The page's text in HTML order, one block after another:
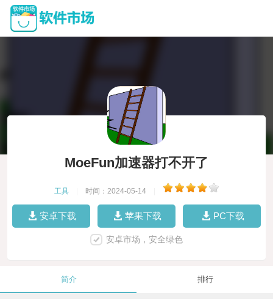
MoeFun加速器打不开了
工具 时间：2024-05-14
安卓下载 苹果下载 PC下载
安卓市场，安全绿色
简介 排行